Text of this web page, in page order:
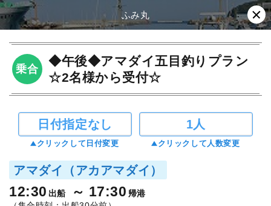
ふみ丸
乗合
◆午後◆アマダイ五目釣りプラン
☆2名様から受付☆
日付指定なし
クリックして日付変更
1人
クリックして人数変更
アマダイ（アカアマダイ）
12:30 出船 17:30 帰港